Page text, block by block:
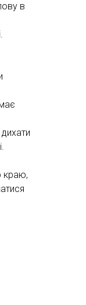
в
краю,